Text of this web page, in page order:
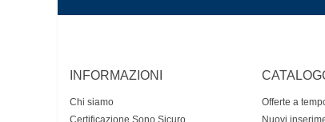
INFORMAZIONI
Chi siamo
Certificazione Sono Sicuro
Offerte a
Nuovi